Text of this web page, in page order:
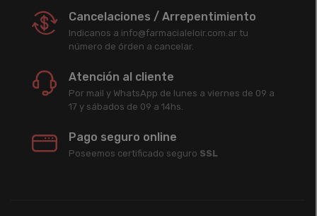
Cancelaciones / Arrepentimiento
Indicanos a info@farmacialeloir.com.ar tu
número de órden a cancelar.
Atención al cliente
Por mail y WhatsApp de lunes a viernes de 09 a
17 y sábados de 09 a 14hs.
Pago seguro online
Poseemos certificado seguro SSL